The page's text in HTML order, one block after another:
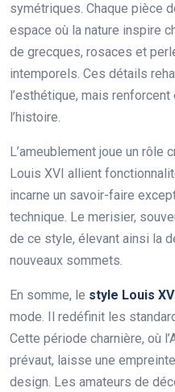
symétriques. Chaque pièce
espace où la nature inspire
de grecques, rosaces et
intemporels. Ces détails
l’esthétique, mais
l’histoire.
L’ameublement joue un rôle
Louis XVI allient
incarne un savoir-faire
technique. Le merisier,
de ce style, élevant ainsi la
nouveaux sommets.
En somme, le style Louis
mode. Il redéfinit les
Cette période charnière, où
prévaut, laisse une
design. Les amateurs de